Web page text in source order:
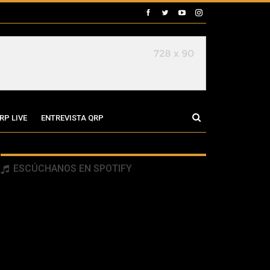
LIVE ENTREVISTA QRP
ESCÚCHANOS EN SPOTIFY